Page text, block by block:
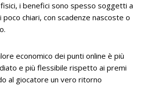
i benefici sono spesso soggetti a
chiari, con scadenze nascoste o
economico dei punti online è più
e più flessibile rispetto ai premi
al giocatore un vero ritorno